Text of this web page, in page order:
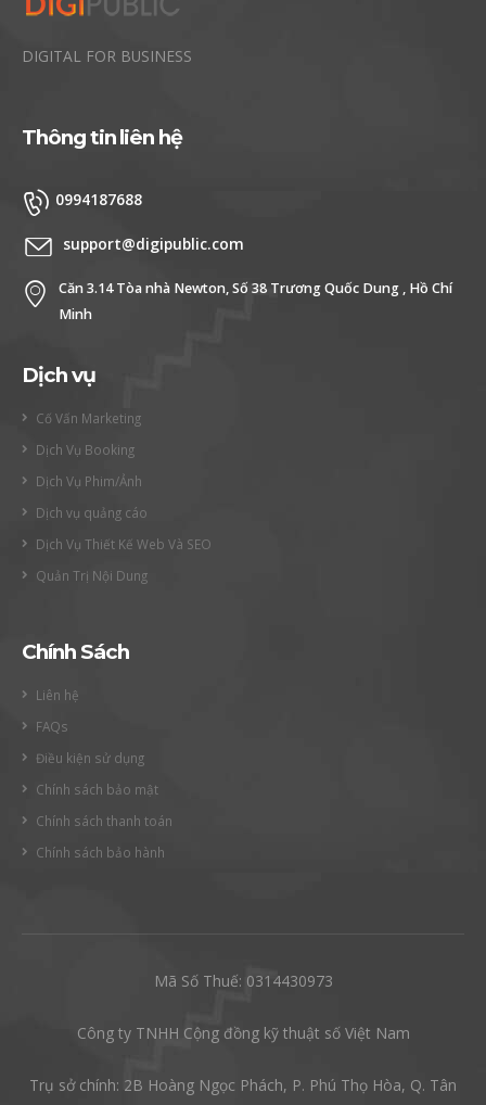
DIGITAL FOR BUSINESS
Thông tin liên hệ
0994187688
support@digipublic.com
Căn 3.14 Tòa nhà Newton, Số 38 Trương Quốc Dung , Hồ Chí
Minh
Dịch vụ
Cố Vấn Marketing
Dịch Vụ Booking
Dịch Vụ Phim/Ảnh
Dịch vụ quảng cáo
Dịch Vụ Thiết Kế Web Và SEO
Quản Trị Nội Dung
Chính Sách
Liên hệ
FAQs
Điều kiện sử dụng
Chính sách bảo mật
Chính sách thanh toán
Chính sách bảo hành
Mã Số Thuế: 0314430973
Công ty TNHH Cộng đồng kỹ thuật số Việt Nam
Trụ sở chính: 2B Hoàng Ngọc Phách, P. Phú Thọ Hòa, Q. Tân